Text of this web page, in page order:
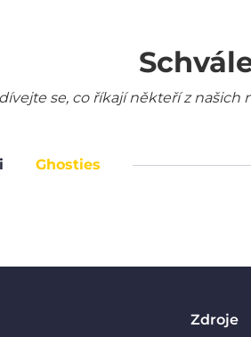
se, co říkají někteří z
Ghosties
Zdroje